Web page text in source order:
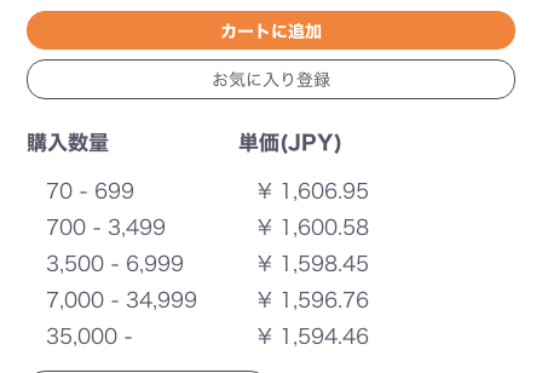
購入数量 単価(JPY)
70 - 699
¥ 1,606.95
700 - 3,499
¥ 1,600.58
3,500 - 6,999
¥ 1,598.45
7,000 - 34,999
¥ 1,596.76
35,000 -
¥ 1,594.46